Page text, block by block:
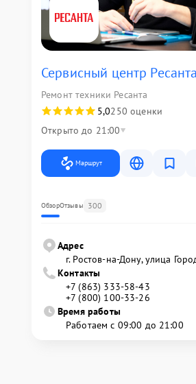
Сервисный центр Ресанта
Ремонт техники Ресанта
5,0250 оценки
Открыто до 21:00
Маршрут
ОбзорОтзывы 300
Адрес
г. Ростов-на-Дону, улица
Контакты
+7 (863) 333-58-43
+7 (800) 100-33-26
Время работы
Работаем с 09:00 до 21:00